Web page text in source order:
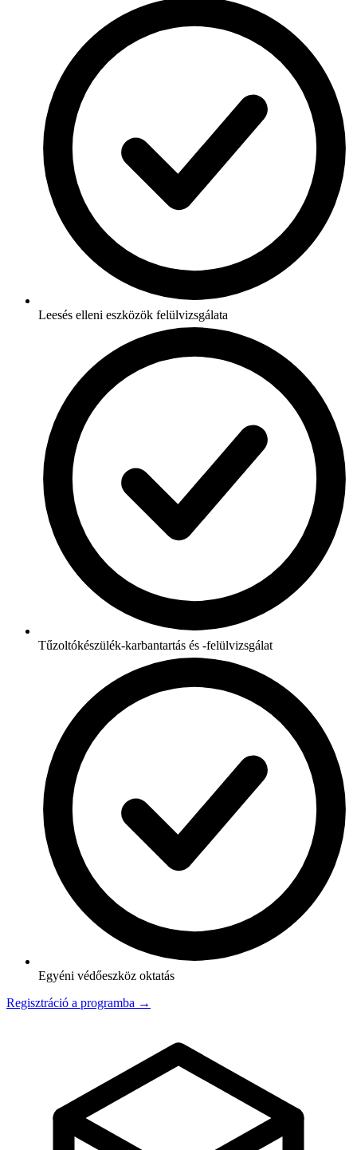
Leesés elleni eszközök felülvizsgálata
Tűzoltókészülék-karbantartás és -felülvizsgálat
Egyéni védőeszköz oktatás
Regisztráció a programba →